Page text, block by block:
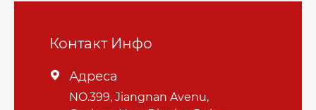
Контакт Инфо
 Адреса
NO.399, Jiangnan Avenu,